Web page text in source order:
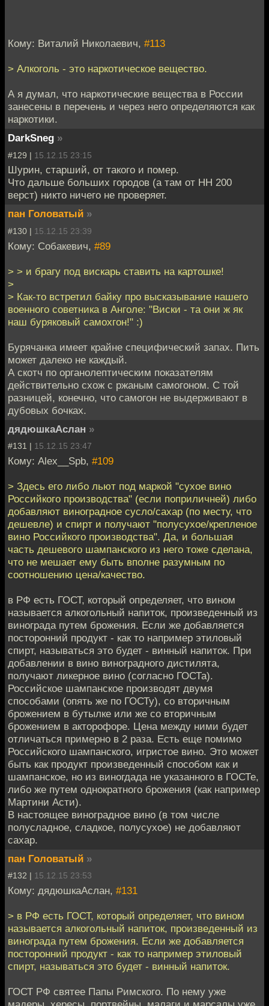
Кому: Виталий Николаевич, #113
> Алкоголь - это наркотическое вещество.
А я думал, что наркотические вещества в России
занесены в перечень и через него определяются как
наркотики.
DarkSneg »
#129 | 15.12.15 23:15
Шурин, старший, от такого и помер.
Что дальше больших городов (а там от НН 200
верст) никто ничего не проверяет.
пан Головатый »
#130 | 15.12.15 23:39
Кому: Собакевич, #89
> > и брагу под вискарь ставить на картошке!
>
> Как-то встретил байку про высказывание нашего
военного советника в Анголе: "Виски - та они ж як
наш буряковый самохгон!" :)
Бурячанка имеет крайне специфический запах. Пить
может далеко не каждый.
А скотч по органолептическим показателям
действительно схож с ржаным самогоном. С той
разницей, конечно, что самогон не выдерживают в
дубовых бочках.
дядюшкаАслан »
#131 | 15.12.15 23:47
Кому: Alex__Spb, #109
> Здесь его либо льют под маркой "сухое вино
Российкого производства" (если поприличней) либо
добавляют виноградное сусло/сахар (по месту, что
дешевле) и спирт и получают "полусухое/крепленое
вино Российкого производства". Да, и большая
часть дешевого шампанского из него тоже сделана,
что не мешает ему быть вполне разумным по
соотношению цена/качество.
в РФ есть ГОСТ, который определяет, что вином
называется алкогольный напиток, произведенный из
винограда путем брожения. Если же добавляется
посторонний продукт - как то например этиловый
спирт, называться это будет - винный напиток. При
добавлении в вино виноградного дистилята,
получают ликерное вино (согласно ГОСТа).
Российское шампанское производят двумя
способами (опять же по ГОСТу), со вторичным
брожением в бутылке или же со вторичным
брожением в акторофоре. Цена между ними будет
отличаться примерно в 2 раза. Есть еще помимо
Российского шампанского, игристое вино. Это может
быть как продукт произведенный способом как и
шампанское, но из виногдада не указанного в ГОСТе,
либо же путем однократного брожения (как например
Мартини Асти).
В настоящее виноградное вино (в том числе
полусладное, сладкое, полусухое) не добавляют
сахар.
пан Головатый »
#132 | 15.12.15 23:53
Кому: дядюшкаАслан, #131
> в РФ есть ГОСТ, который определяет, что вином
называется алкогольный напиток, произведенный из
винограда путем брожения. Если же добавляется
посторонний продукт - как то например этиловый
спирт, называться это будет - винный напиток.
ГОСТ РФ святее Папы Римского. По нему уже